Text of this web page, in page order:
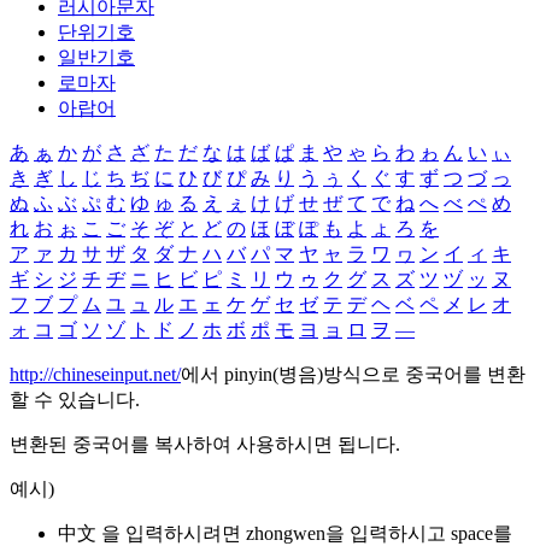
러시아문자
단위기호
일반기호
로마자
아랍어
あ ぁ か が さ ざ た だ な は ば ぱ ま や ゃ ら わ ゎ ん い ぃ
き ぎ し じ ち ぢ に ひ び ぴ み り う ぅ く ぐ す ず つ づ っ
ぬ ふ ぶ ぷ む ゆ ゅ る え ぇ け げ せ ぜ て で ね へ べ ぺ め
れ お ぉ こ ご そ ぞ と ど の ほ ぼ ぽ も よ ょ ろ を
ア ァ カ サ ザ タ ダ ナ ハ バ パ マ ヤ ャ ラ ワ ヮ ン イ ィ キ
ギ シ ジ チ ヂ ニ ヒ ビ ピ ミ リ ウ ゥ ク グ ス ズ ツ ヅ ッ ヌ
フ ブ プ ム ユ ュ ル エ ェ ケ ゲ セ ゼ テ デ ヘ ベ ペ メ レ オ
ォ コ ゴ ソ ゾ ト ド ノ ホ ボ ポ モ ヨ ョ ロ ヲ ―
http://chineseinput.net/에서 pinyin(병음)방식으로 중국어를 변환
할 수 있습니다.
변환된 중국어를 복사하여 사용하시면 됩니다.
예시)
中文 을 입력하시려면 zhongwen을 입력하시고 space를